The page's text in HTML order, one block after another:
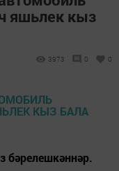
яшьлек кыз
3973 0 0
бәрелешкәннәр.